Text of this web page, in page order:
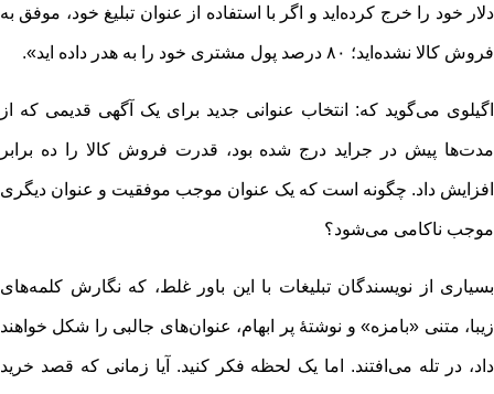
دلار خود را خرج کرده‌اید و اگر با استفاده از عنوان تبلیغ خود، موفق به
فروش کالا نشده‌اید؛ ۸۰ درصد پول مشتری خود را به هدر داده اید».
اگیلوی می‌گوید که: انتخاب عنوانی جدید برای یک آگهی قدیمی که از
مدت‌ها پیش در جراید درج شده بود، قدرت فروش کالا را ده برابر
افزایش داد. چگونه است که یک عنوان موجب موفقیت و عنوان دیگری
موجب ناکامی می‌شود؟
بسیاری از نویسندگان تبلیغات با این باور غلط، که نگارش کلمه‌های
زیبا، متنی «بامزه» و نوشتۀ پر ابهام، عنوان‌های جالبی را شکل خواهند
داد، در تله می‌افتند. اما یک لحظه فکر کنید. آیا زمانی که قصد خرید